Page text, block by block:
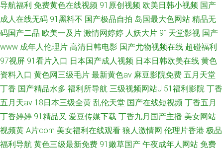
导航福利 免费黄色在线视频 91原创视频 欧美日韩小视频 国产
成人在线无码 91黑料不 国产极品自拍 岛国最大色网站 精品无
码国产二品 欧美一及片 激情网婷婷 人妖大片 91天堂影视 国产
www 成年人伦理片 高清日韩电影 国产尤物视频在线 超碰福利
97视屏 91看片入口 日本国产成人视频 日本日韩欧美在线 黄色
资料入口 黄色网三级毛片 最新黄色av 麻豆影院免费 五月天堂
丁香 国产精品水多 福利所导航 三级视频网站J 51福利影院 丁香
五月天av 18日本三级全黄 乱伦天堂 国产在线短视频 丁香五月
丁香婷婷 91精品又 爱豆传媒下载 丁香九月国产主播 美女网站
视频黄 A片com 美女福利在线观看 狼人激情网 伦理片香港 极品
福利导航 黄色三级最新免费 91嫩草国产 午夜成年人网站 免费